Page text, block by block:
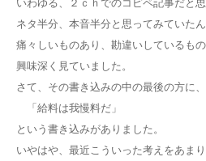
ネタ半分、本音半分と思ってみていた
痛々しいものあり、勘違いしているも
興味深く見ていました。
さて、その書き込みの中の最後の方に、
「給料は我慢料だ」
という書き込みがありました。
いやはや、最近こういった考えをあま